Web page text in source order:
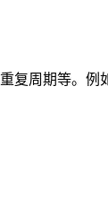
周期等。例